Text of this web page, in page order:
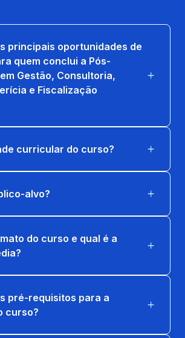
CORPORATIVA E GESTÃO
TRATAMENTO DE
principais oportunidades de
quem conclui a Pós-
Gestão, Consultoria,
e Fiscalização
curricular do curso?
alvo?
do curso e qual é a
pré-requisitos para a
curso?